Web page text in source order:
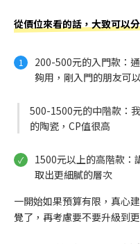
從價位來看的話，大致可以
200-500元的入門款：
夠用，剛入門的朋友可
500-1500元的中階款：
的陶瓷，CP值很高
1500元以上的高階款：
取出更細膩的層次
一開始如果預算有限，真心
覺了，再考慮要不要升級到